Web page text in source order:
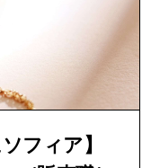
フィア】